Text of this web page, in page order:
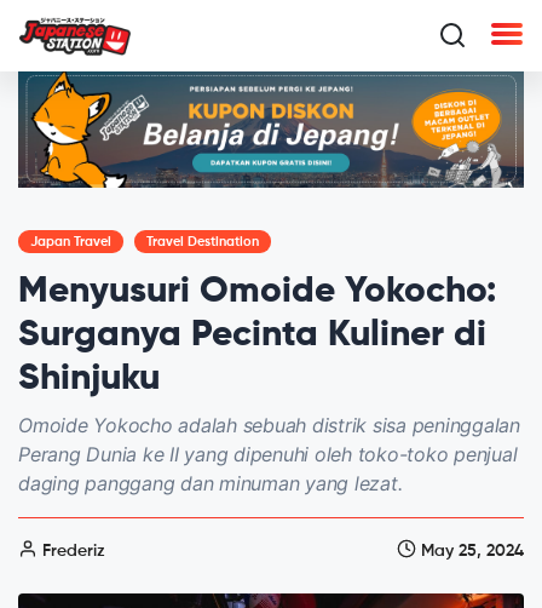
Japan Travel Travel Destination
Menyusuri Omoide Yokocho:
Surganya Pecinta Kuliner di
Shinjuku
Omoide Yokocho adalah sebuah distrik sisa peninggalan
Perang Dunia ke II yang dipenuhi oleh toko-toko penjual
daging panggang dan minuman yang lezat.
Frederiz May 25, 2024